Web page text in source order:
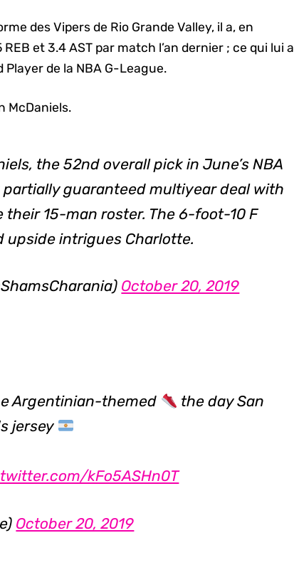
des Vipers de Rio Grande Valley, il a, en
et 3.4 AST par match l’an dernier ; ce qui lui a
de la NBA G-League.
McDaniels.
the 52nd overall pick in June’s NBA
guaranteed multiyear deal with
their 15-man roster. The 6-foot-10 F
upside intrigues Charlotte.
October 20, 2019
Argentinian-themed
the day San
jersey
kFo5ASHn0T
October 20, 2019